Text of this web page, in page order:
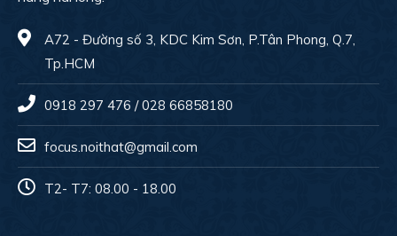
A72 - Đường số 3, KDC Kim Sơn, P.Tân Phong, Q.7,
Tp.HCM
0918 297 476 / 028 66858180
focus.noithat@gmail.com
T2- T7: 08.00 - 18.00